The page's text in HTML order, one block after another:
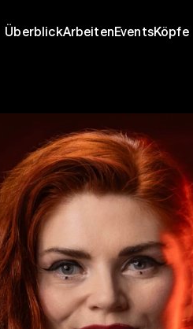
ÜberblickArbeitenEventsKöpfe